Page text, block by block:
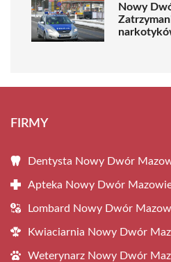
Nowy
FIRMY
Dentysta Nowy Dwór
Apteka Nowy Dwór
Lombard Nowy Dwór
Kwiaciarnia Nowy Dwór
Weterynarz Nowy Dwór